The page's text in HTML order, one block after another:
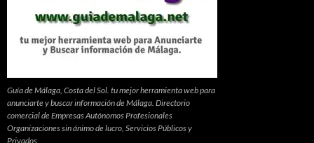
Guía de Málaga, Costa del Sol. tu mejor herramienta web para
anunciarte y buscar información de Málaga. Directorio
comercial de Empresas Autónomos Profesionales
Organizaciones sin ánimo de lucro, Servicios Públicos y
Privados.